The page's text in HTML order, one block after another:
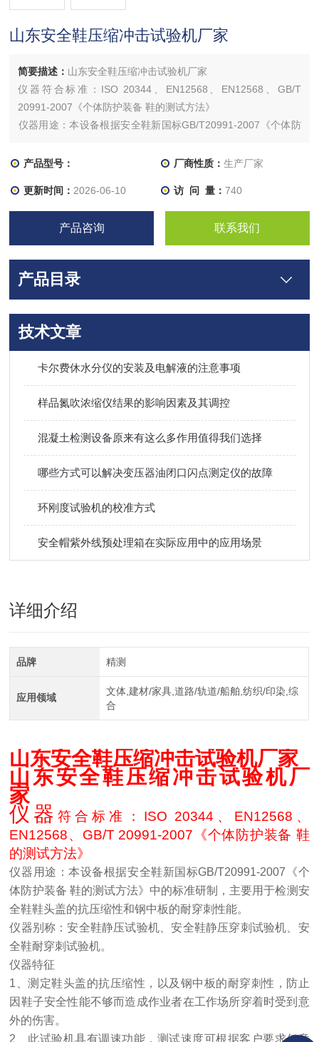
山东安全鞋压缩冲击试验机厂家
简要描述： 山东安全鞋压缩冲击试验机厂家
仪器符合标准：ISO 20344、EN12568、EN12568、GB/T
20991-2007《个体防护装备 鞋的测试方法》
​仪器用途：本设备根据安全鞋新国标GB/T20991-2007《个体防
盖的抗压缩性和钢中板的耐穿刺性能。
仪器别称：安全鞋静压试验机、安全鞋静压穿刺试验机、安全鞋
耐穿刺试验机
产品型号： 厂商性质： 生产厂家
更新时间： 2026-06-10 访 问 量： 740
产品咨询 联系我们
产品目录
技术文章
卡尔费休水分仪的安装及电解液的注意事项
样品氮吹浓缩仪结果的影响因素及其调控
混凝土检测设备原来有这么多作用值得我们选择
哪些方式可以解决变压器油闭口闪点测定仪的故障
环刚度试验机的校准方式
安全帽紫外线预处理箱在实际应用中的应用场景
详细介绍
品牌 精测
应用领域
文体,建材/家具,道路/轨道/船舶,纺织/印染,综
合
山东安全鞋压缩冲击试验机厂家
山东安全鞋压缩冲击试验机厂
家
仪器符合标准： ISO 20344、EN12568、
EN12568、GB/T 20991-2007《个体防护装备 鞋
的测试方法》
仪器用途：本设备根据安全鞋新国标GB/T20991-2007《个
体防护装备 鞋的测试方法》中的标准研制，主要用于检测安
全鞋鞋头盖的抗压缩性和钢中板的耐穿刺性能。
仪器别称：安全鞋静压试验机、安全鞋静压穿刺试验机、安
全鞋耐穿刺试验机。
仪器特征
1、测定鞋头盖的抗压缩性，以及钢中板的耐穿刺性，防止
因鞋子安全性能不够而造成作业者在工作场所穿着时受到意
外的伤害。
2、此试验机具有调速功能，测试速度可根据客户要求任意